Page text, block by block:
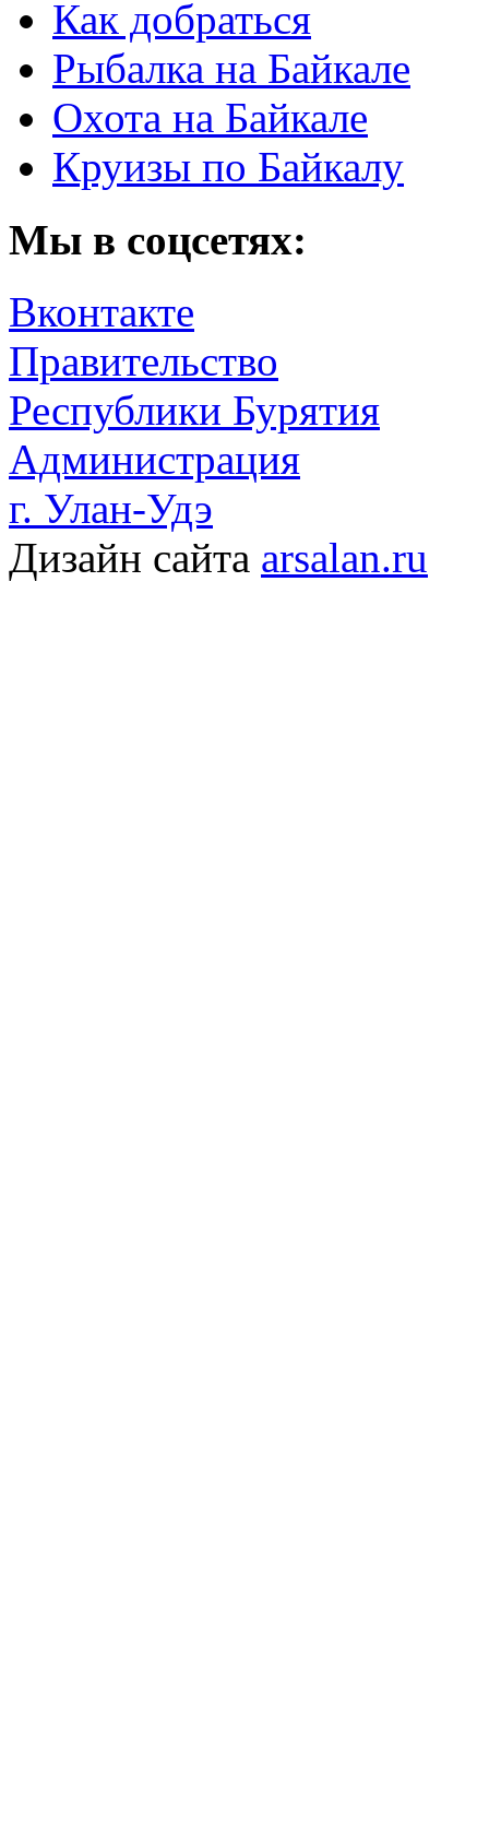
Как добраться
Рыбалка на Байкале
Охота на Байкале
Круизы по Байкалу
Мы в соцсетях:
Вконтакте
Правительство
Республики Бурятия
Администрация
г. Улан-Удэ
Дизайн сайта arsalan.ru